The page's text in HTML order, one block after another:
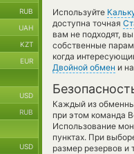
Используйте
доступна точная
вам не подходят,
собственные
когда
Двойной обмен и
Каждый из
при этом команда
Использование
пунктах. При
размер резервов и
RUB
UAH
KZT
EUR
USD
RUB
USD